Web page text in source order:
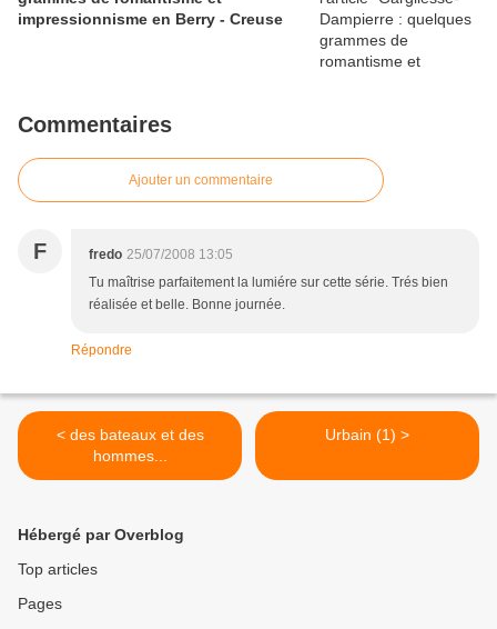
impressionnisme en Berry - Creuse
Commentaires
Ajouter un commentaire
F fredo 25/07/2008 13:05
Tu maîtrise parfaitement la lumiére sur cette série. Trés bien
réalisée et belle. Bonne journée.
Répondre
< des bateaux et des
hommes...
Urbain (1) >
Hébergé par Overblog
Top articles
Pages